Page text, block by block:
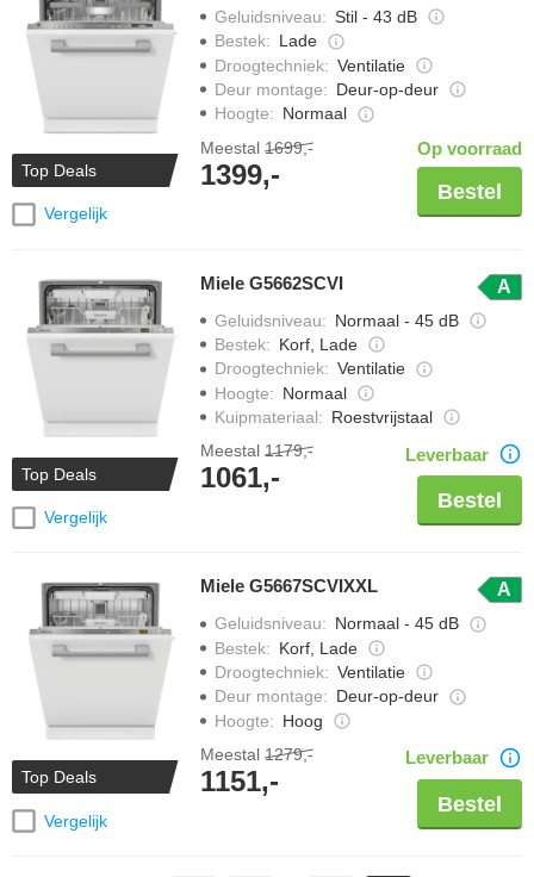
Top Deals
Vergelijk
Geluidsniveau: Stil - 43 dB
Bestek: Lade
Droogtechniek: Ventilatie
Deur montage: Deur-op-deur
Hoogte: Normaal
Meestal 1699,-
1399,-
Op voorraad
Bestel
Top Deals
Vergelijk
Miele G5662SCVI A
Geluidsniveau: Normaal - 45 dB
Bestek: Korf, Lade
Droogtechniek: Ventilatie
Hoogte: Normaal
Kuipmateriaal: Roestvrijstaal
Meestal 1179,-
1061,-
Leverbaar
Bestel
Top Deals
Vergelijk
Miele G5667SCVIXXL A
Geluidsniveau: Normaal - 45 dB
Bestek: Korf, Lade
Droogtechniek: Ventilatie
Deur montage: Deur-op-deur
Hoogte: Hoog
Meestal 1279,-
1151,-
Leverbaar
Bestel